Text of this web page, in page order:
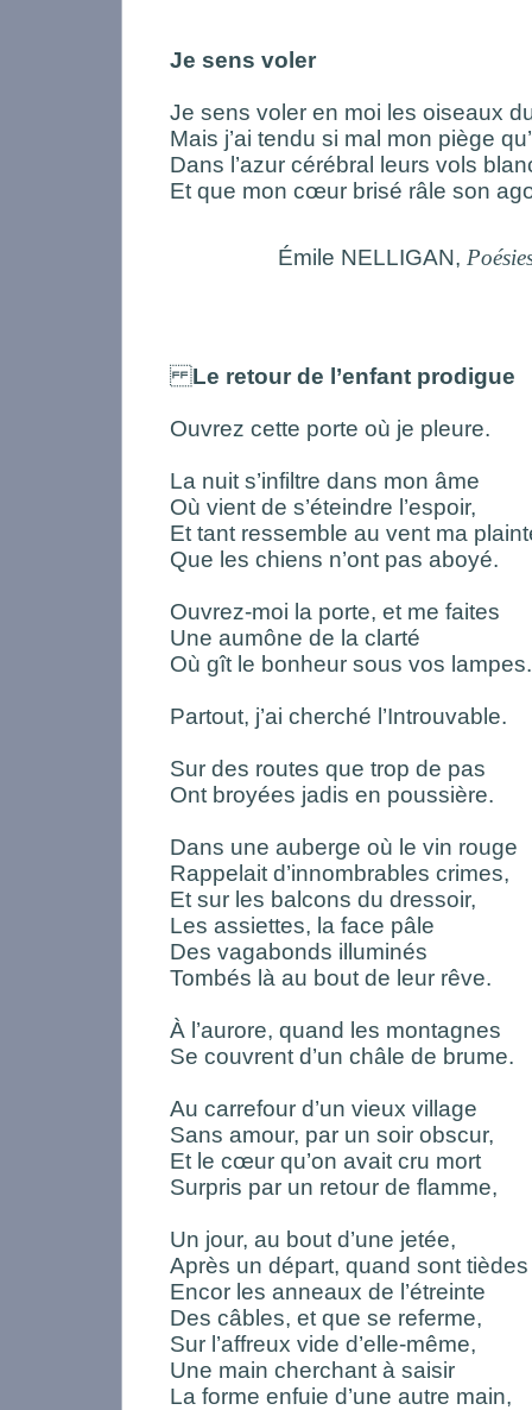
Je sens voler
Je sens voler en moi les oiseaux
Mais j’ai tendu si mal mon piège
Dans l’azur cérébral leurs vols
Et que mon cœur brisé râle son
Émile NELLIGAN,
Le retour de l’enfant prodigue
Ouvrez cette porte où je pleure.
La nuit s’infiltre dans mon âme
Où vient de s’éteindre l’espoir,
Et tant ressemble au vent ma
Que les chiens n’ont pas aboyé.
Ouvrez-moi la porte, et me faites
Une aumône de la clarté
Où gît le bonheur sous vos lampes.
Partout, j’ai cherché l’Introuvable.
Sur des routes que trop de pas
Ont broyées jadis en poussière.
Dans une auberge où le vin rouge
Rappelait d’innombrables crimes,
Et sur les balcons du dressoir,
Les assiettes, la face pâle
Des vagabonds illuminés
Tombés là au bout de leur rêve.
À l’aurore, quand les montagnes
Se couvrent d’un châle de brume.
Au carrefour d’un vieux village
Sans amour, par un soir obscur,
Et le cœur qu’on avait cru mort
Surpris par un retour de flamme,
Un jour, au bout d’une jetée,
Après un départ, quand sont tièdes
Encor les anneaux de l’étreinte
Des câbles, et que se referme,
Sur l’affreux vide d’elle-même,
Une main cherchant à saisir
La forme enfuie d’une autre main,